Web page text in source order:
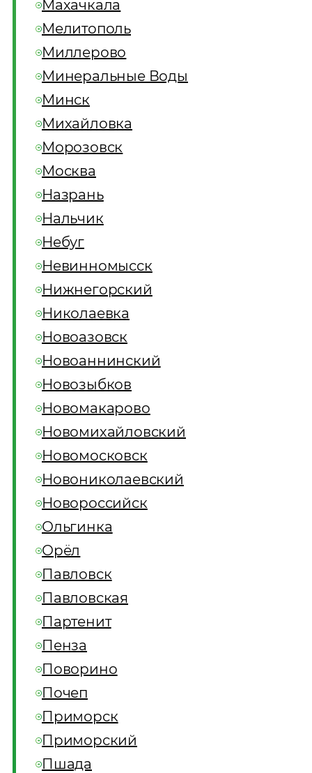
Махачкала
Мелитополь
Миллерово
Минеральные Воды
Минск
Михайловка
Морозовск
Москва
Назрань
Нальчик
Небуг
Невинномысск
Нижнегорский
Николаевка
Новоазовск
Новоаннинский
Новозыбков
Новомакарово
Новомихайловский
Новомосковск
Новониколаевский
Новороссийск
Ольгинка
Орёл
Павловск
Павловская
Партенит
Пенза
Поворино
Почеп
Приморск
Приморский
Пшада